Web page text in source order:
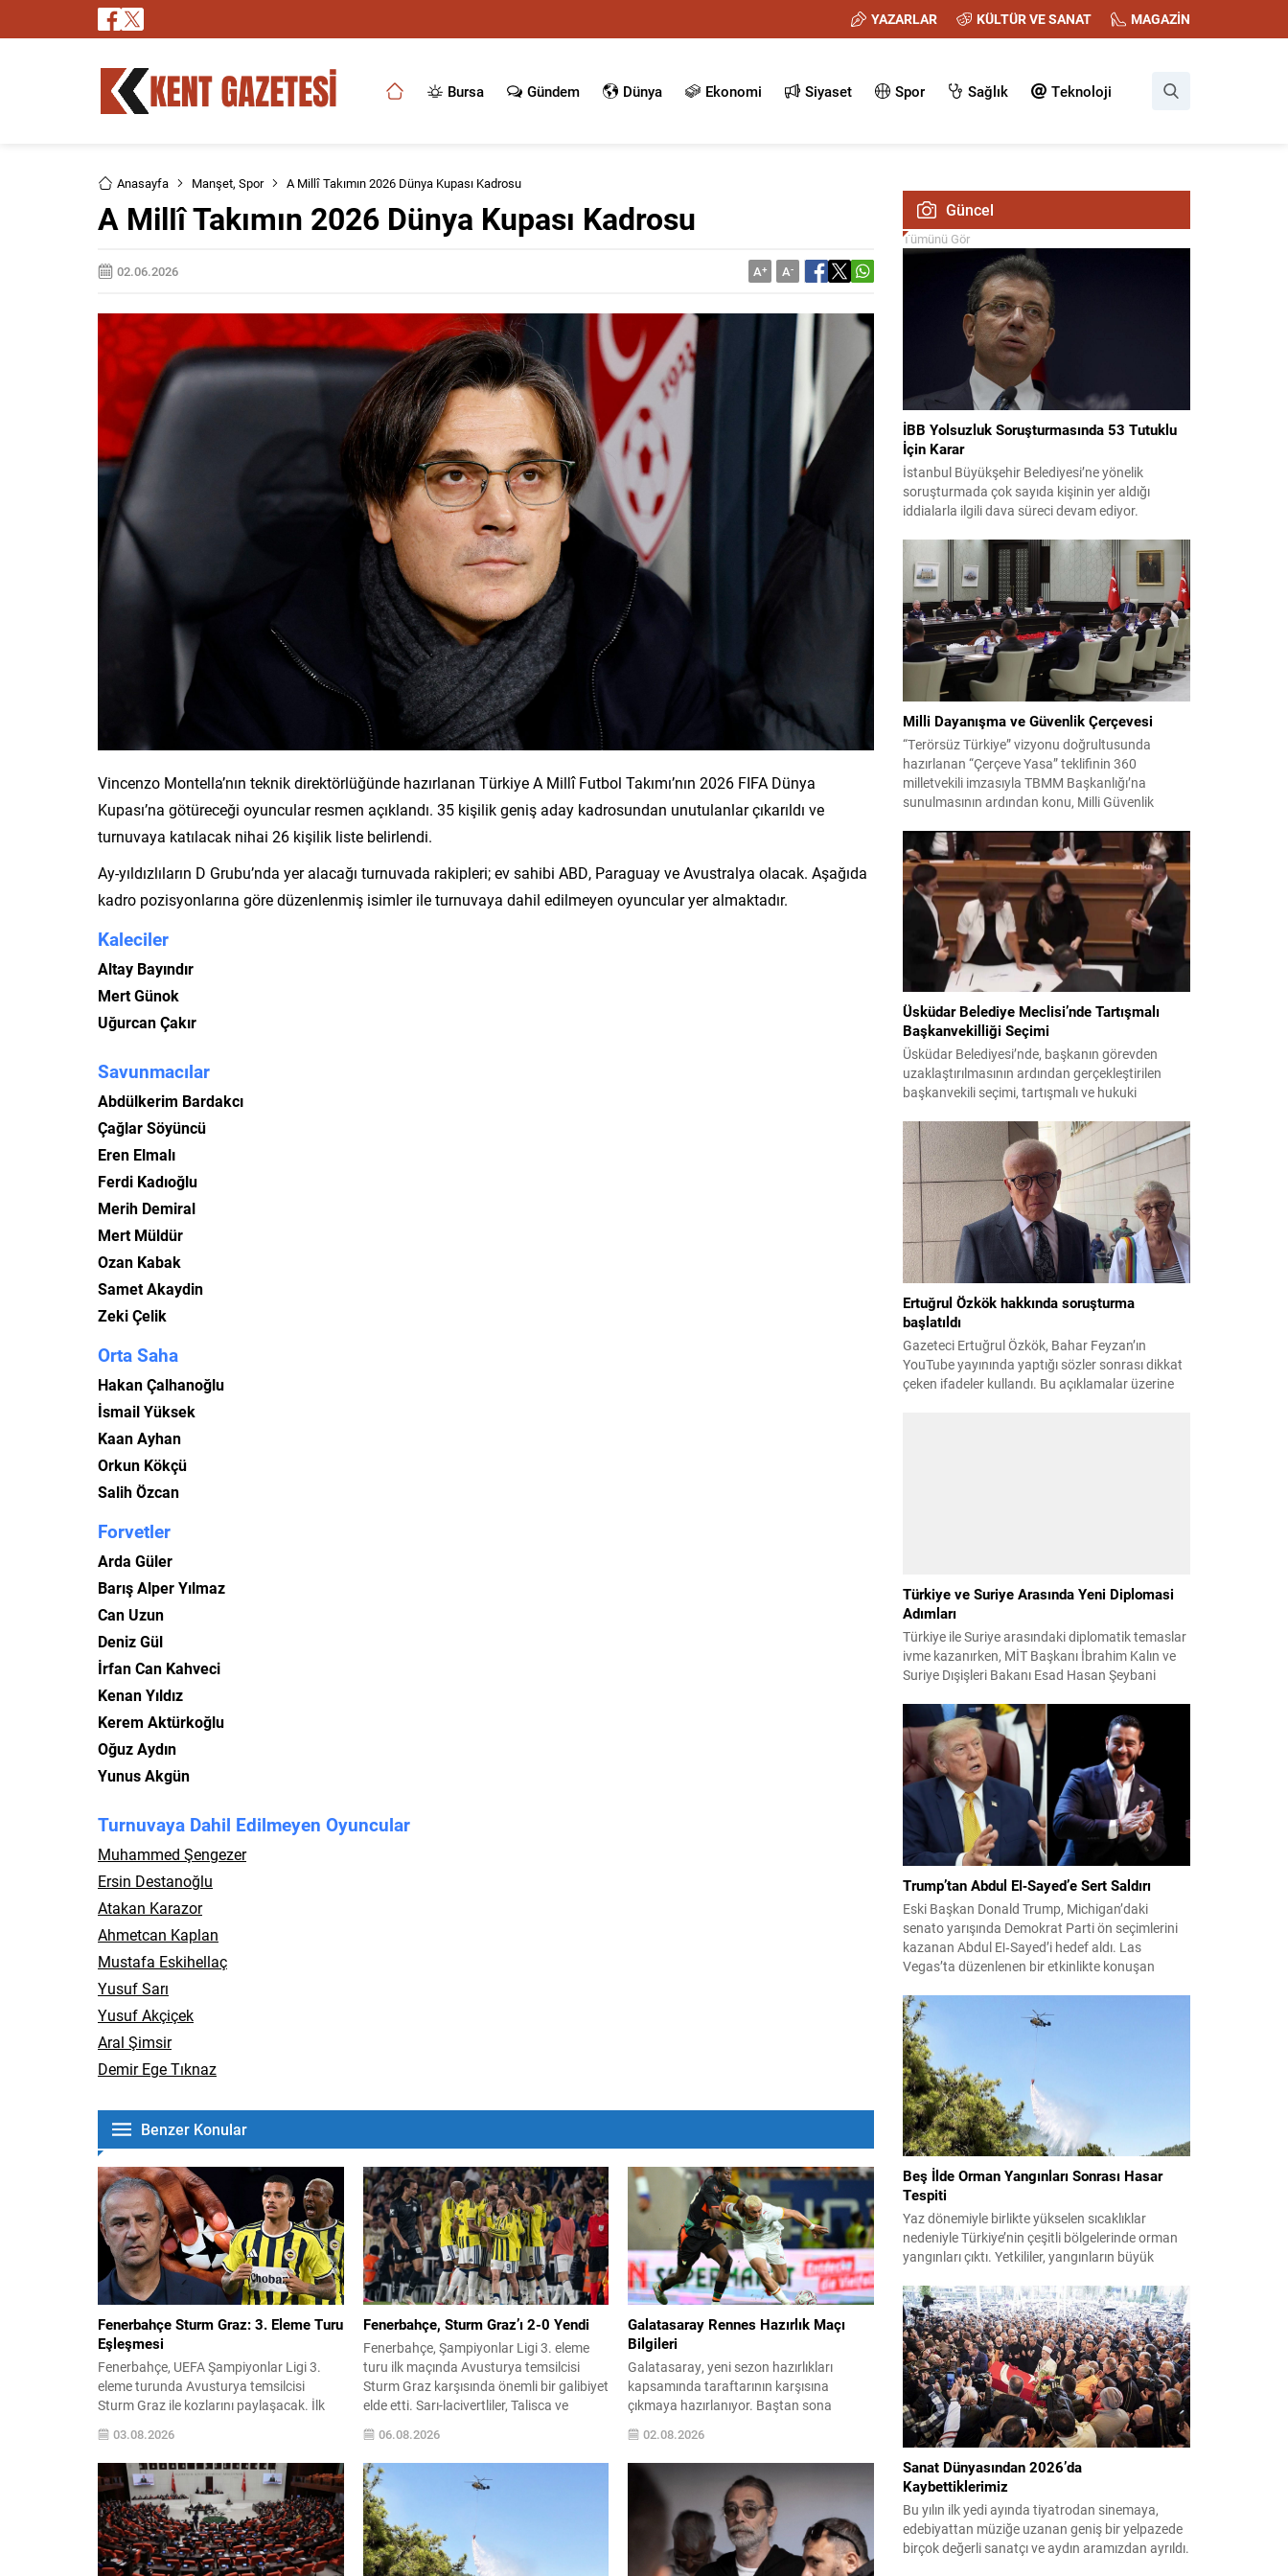
YAZARLAR KÜLTÜR VE SANAT MAGAZİN
Bursa Gündem Dünya Ekonomi Siyaset Spor Sağlık Teknoloji
Anasayfa Manşet, Spor A Millî Takımın 2026 Dünya Kupası Kadrosu
A Millî Takımın 2026 Dünya Kupası Kadrosu
02.06.2026 A+ A-
Vincenzo Montella’nın teknik direktörlüğünde hazırlanan Türkiye A Millî Futbol Takımı’nın 2026 FIFA Dünya
Kupası’na götüreceği oyuncular resmen açıklandı. 35 kişilik geniş aday kadrosundan unutulanlar çıkarıldı ve
turnuvaya katılacak nihai 26 kişilik liste belirlendi.
Ay-yıldızlıların D Grubu’nda yer alacağı turnuvada rakipleri; ev sahibi ABD, Paraguay ve Avustralya olacak. Aşağıda
kadro pozisyonlarına göre düzenlenmiş isimler ile turnuvaya dahil edilmeyen oyuncular yer almaktadır.
Kaleciler
Altay Bayındır
Mert Günok
Uğurcan Çakır
Savunmacılar
Abdülkerim Bardakcı
Çağlar Söyüncü
Eren Elmalı
Ferdi Kadıoğlu
Merih Demiral
Mert Müldür
Ozan Kabak
Samet Akaydin
Zeki Çelik
Orta Saha
Hakan Çalhanoğlu
İsmail Yüksek
Kaan Ayhan
Orkun Kökçü
Salih Özcan
Forvetler
Arda Güler
Barış Alper Yılmaz
Can Uzun
Deniz Gül
İrfan Can Kahveci
Kenan Yıldız
Kerem Aktürkoğlu
Oğuz Aydın
Yunus Akgün
Turnuvaya Dahil Edilmeyen Oyuncular
Muhammed Şengezer
Ersin Destanoğlu
Atakan Karazor
Ahmetcan Kaplan
Mustafa Eskihellaç
Yusuf Sarı
Yusuf Akçiçek
Aral Şimsir
Demir Ege Tıknaz
Benzer Konular
Fenerbahçe Sturm Graz: 3. Eleme Turu
Eşleşmesi
Fenerbahçe, UEFA Şampiyonlar Ligi 3.
eleme turunda Avusturya temsilcisi
Sturm Graz ile kozlarını paylaşacak. İlk
karşılaşma 5 Ağustos Çarşamba günü
saat 21.00’de Kadıköy’de oynanırken,
rövanş 11 Ağustos Salı günü TSİ
21.30’da sahada olacak. İki maç
sonunda turu geçen takım, play-off
turunda daha önce belirlenen eşleşmenin
galibiyle karşılaşacak. Kura çekimi
İsviçre’nin...
03.08.2026
Fenerbahçe, Sturm Graz’ı 2-0 Yendi
Fenerbahçe, Şampiyonlar Ligi 3. eleme
turu ilk maçında Avusturya temsilcisi
Sturm Graz karşısında önemli bir galibiyet
elde etti. Sarı-lacivertliler, Talisca ve
Greenwood’un attığı gollerle sahadan 2-0
üstün ayrıldı ve rövanş öncesi avantaj
sağladı. Karşılaşma sonrası takım
yönetimi mücadeleyi değerlendirdi ve
gelecek planlarına dair bilgi verdi.
Futboldan sorumlu yönetici Cihan
Kamer,...
06.08.2026
Galatasaray Rennes Hazırlık Maçı
Bilgileri
Galatasaray, yeni sezon hazırlıkları
kapsamında taraftarının karşısına
çıkmaya hazırlanıyor. Baştan sona
mücadele edecek olan takım, sezon
öncesi ritmini bulmak ve kadroyu
sınamak amacıyla Fransa temsilcisi
Rennes ile sahaya çıkacak. Maç bu
akşam saat 21.00‘de RAMS Park’ta
oynanacak ve karşılaşma TV100 kanalı
üzerinden canlı yayınlanacak.
Galatasaray, taraftar desteğiyle galibiyet
02.08.2026
Güncel
Tümünü Gör
İBB Yolsuzluk Soruşturmasında 53 Tutuklu
İçin Karar
İstanbul Büyükşehir Belediyesi’ne yönelik
soruşturmada çok sayıda kişinin yer aldığı
iddialarla ilgili dava süreci devam ediyor.
sanıkların tutukluluk hallerini ayrı ayrı
değerlendirdi. İnceleme sonucunda, aralarında
Ekrem İmamoğlu’nun da bulunduğu 53 tutuklu
hakkında tutukluluk hallerinin sürdürülmesine
karar verildi. İddialar ve değerlendirilen talepler
Soruşturma kapsamında sanıklara yöneltilen...
Milli Dayanışma ve Güvenlik Çerçevesi
“Terörsüz Türkiye” vizyonu doğrultusunda
hazırlanan “Çerçeve Yasa” teklifinin 360
milletvekili imzasıyla TBMM Başkanlığı’na
sunulmasının ardından konu, Milli Güvenlik
Toplantı sonrası yayımlanan sekiz maddelik
bildiri, ülke güvenliği ve bölgesel gelişmelere dair
değerlendirmeleri içermektedir. Yaklaşık 2 saat
15 dakika süren oturumun sonuç metninde;
terörle mücadele, bölgesel istikrar,...
Üsküdar Belediye Meclisi’nde Tartışmalı
Başkanvekilliği Seçimi
Üsküdar Belediyesi’nde, başkanın görevden
uzaklaştırılmasının ardından gerçekleştirilen
başkanvekili seçimi, tartışmalı ve hukuki
geldi. Yapılan oylamada usul ve gizlilikle ilgili
ciddi iddialar ortaya atıldı; bazı oyların geçersiz
sayılması ve meclis içindeki yönlendirmeler
kamuoyunda tepkilere yol açtı. Seçim sürecinde
yaşanan gelişmeler, parti grupları arasındaki
gerilimi artırdı. CHP’nin...
Ertuğrul Özkök hakkında soruşturma
başlatıldı
Gazeteci Ertuğrul Özkök, Bahar Feyzan’ın
YouTube yayınında yaptığı sözler sonrası dikkat
çeken ifadeler kullandı. Bu açıklamalar üzerine
Türkiye ve Suriye Arasında Yeni Diplomasi
Adımları
Türkiye ile Suriye arasındaki diplomatik temaslar
ivme kazanırken, MİT Başkanı İbrahim Kalın ve
Suriye Dışişleri Bakanı Esad Hasan Şeybani
arasındaki iş birliği imkanları ve bölgesel istikrar
konuları detaylı şekilde ele alındı. Taraflar, komşu
ülkelerle ilişkilerin güçlendirilmesinin gerekliliği
üzerinde mutabık kaldı; ayrıca Suriye-Lübnan
ilişkilerine...
Trump’tan Abdul El‑Sayed’e Sert Saldırı
Eski Başkan Donald Trump, Michigan’daki
senato yarışında Demokrat Parti ön seçimlerini
kazanan Abdul El‑Sayed’i hedef aldı. Las
Vegas’ta düzenlenen bir etkinlikte konuşan
karşı olumsuz duygular taşıyan bir kişi olmakla
suçladı ve onu “komünist” olarak nitelendirdi.
Trump, konuşmasında El‑Sayed’in “Yahudilerden
nefret ettiğini” öne sürerek, bu...
Beş İlde Orman Yangınları Sonrası Hasar
Tespiti
Yaz dönemiyle birlikte yükselen sıcaklıklar
nedeniyle Türkiye’nin çeşitli bölgelerinde orman
yangınları çıktı. Yetkililer, yangınların büyük
sürmesi nedeniyle vatandaşları dikkatli olmaya
çağırıyor. Çevre, Şehircilik ve İklim Değişikliği
Bakanı Murat Kurum, beş ilde yapılan hasar
tespitlerinin sonuçlarını paylaştı ve etkilenenlerin
yanında olunacağını vurguladı. Kayıtlar ve
tespit...
Sanat Dünyasından 2026’da
Kaybettiklerimiz
Bu yılın ilk yedi ayında tiyatrodan sinemaya,
edebiyattan müziğe uzanan geniş bir yelpazede
birçok değerli sanatçı ve aydın aramızdan ayrıldı.